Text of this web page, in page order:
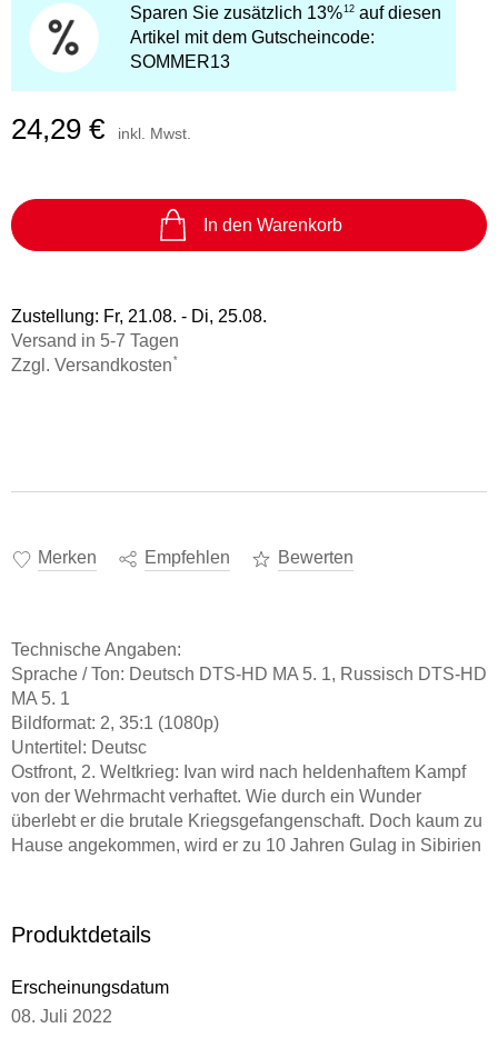
Science Fiction
Fremdsprachige Bücher
Karsten Dusse
Buch (gebunden)
Freida McFadden
eBook epub
16,99 €
Hörbuch Downloads im Bundle
Das kleine Strandschlösschen
39,99 €
Tagesabreißkalender 2027 -
Praktische Tipps für 2027
Ulrich Thimm
15,99 €
Vergissmeinnicht
Sonstiger Artikel
12,95 €
Statt 15,74 €
Sparen Sie zusätzlich 13%12 auf diesen
Artikel mit dem Gutscheincode:
SOMMER13
24,29 € inkl. Mwst.
In den Warenkorb
Zustellung: Fr, 21.08. - Di, 25.08.
Versand in 5-7 Tagen
Zzgl. Versandkosten *
Merken Empfehlen Bewerten
Technische Angaben:
Sprache / Ton: Deutsch DTS-HD MA 5. 1, Russisch DTS-HD
MA 5. 1
Bildformat: 2, 35:1 (1080p)
Untertitel: Deutsc
Ostfront, 2. Weltkrieg: Ivan wird nach heldenhaftem Kampf
von der Wehrmacht verhaftet. Wie durch ein Wunder
überlebt er die brutale Kriegsgefangenschaft. Doch kaum zu
Hause angekommen, wird er zu 10 Jahren Gulag in Sibirien
können.
Produktdetails
Erscheinungsdatum
08. Juli 2022